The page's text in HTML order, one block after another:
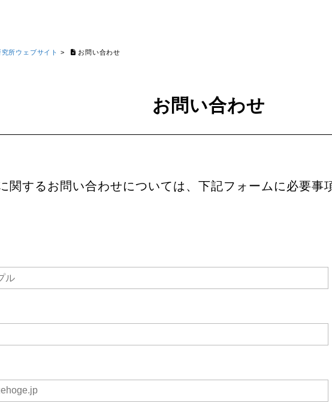
所ウェブサイト > お問い合わせ
お問い合わせ
関するお問い合わせについては、下記フォームに必要事